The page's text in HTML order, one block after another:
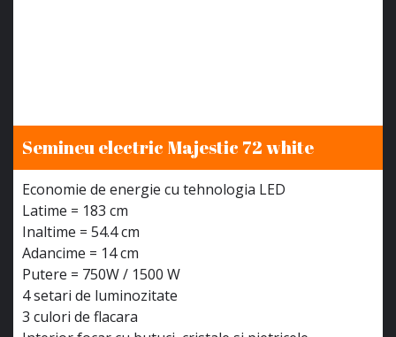
Semineu electric Majestic 72 white
Economie de energie cu tehnologia LED
Latime = 183 cm
Inaltime = 54.4 cm
Adancime = 14 cm
Putere = 750W / 1500 W
4 setari de luminozitate
3 culori de flacara